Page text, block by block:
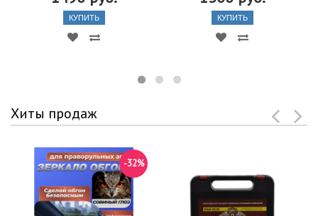
КУПИТЬ КУПИТЬ
Хиты продаж
-32%